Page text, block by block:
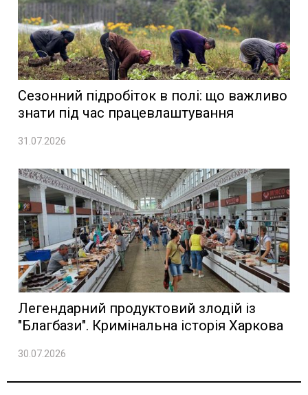
Сезонний підробіток в полі: що важливо
знати під час працевлаштування
31.07.2026
Легендарний продуктовий злодій із
"Благбази". Кримінальна історія Харкова
30.07.2026